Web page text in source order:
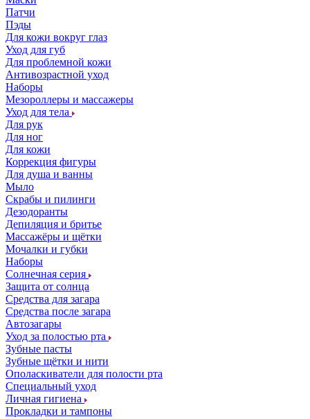
Патчи
Пэды
Для кожи вокруг глаз
Уход для губ
Для проблемной кожи
Антивозрастной уход
Наборы
Мезороллеры и массажеры
Уход для тела
Для рук
Для ног
Для кожи
Коррекция фигуры
Для душа и ванны
Мыло
Скрабы и пилинги
Дезодоранты
Депиляция и бритье
Массажёры и щётки
Мочалки и губки
Наборы
Солнечная серия
Защита от солнца
Средства для загара
Средства после загара
Автозагары
Уход за полостью рта
Зубные пасты
Зубные щётки и нити
Ополаскиватели для полости рта
Специальный уход
Личная гигиена
Прокладки и тампоны